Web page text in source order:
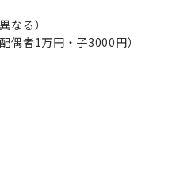
なる）
偶者1万円・子3000円）